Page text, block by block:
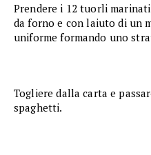
Prendere i 12 tuorli
da forno e con laiuto di un
uniforme formando uno
Togliere dalla carta e
spaghetti.